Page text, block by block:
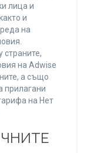
лица и
и
на
страните,
на Adwise
а също
прилагани
на Нет